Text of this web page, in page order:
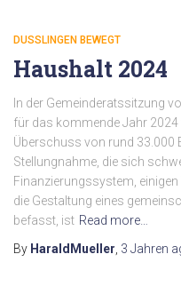
DUSSLINGEN BEWEGT
Haushalt 2024
In der Gemeinderatssitzung
für das kommende Jahr 2024
Überschuss von rund 33.000
Stellungnahme, die sich
Finanzierungssystem,
die Gestaltung eines
befasst, ist Read more…
By HaraldMueller, 3 Jahren